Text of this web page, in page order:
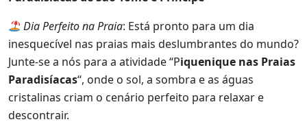
Dia Perfeito na Praia: Está pronto para um dia
inesquecível nas praias mais deslumbrantes do mundo?
Junte-se a nós para a atividade “Piquenique nas Praias
Paradisíacas“, onde o sol, a sombra e as águas
cristalinas criam o cenário perfeito para relaxar e
descontrair.